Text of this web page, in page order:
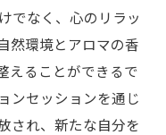
でなく、心のリラッ
然環境とアロマの香
えることができるで
ンセッションを通じ
され、新たな自分を